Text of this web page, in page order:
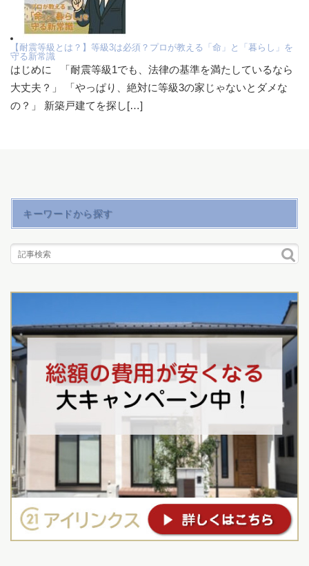
【耐震等級とは？】等級3は必須？プロが教える「命」と「暮らし」を
守る新常識
はじめに 「耐震等級1でも、法律の基準を満たしているなら
大丈夫？」 「やっぱり、絶対に等級3の家じゃないとダメな
の？」 新築戸建てを探し[…]
キーワードから探す